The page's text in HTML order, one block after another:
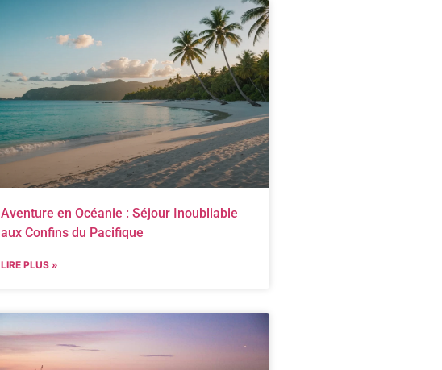
Aventure en Océanie : Séjour Inoubliable
aux Confins du Pacifique
LIRE PLUS »